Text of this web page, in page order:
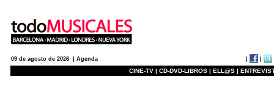
09 de agosto de 2026 | Agenda
CINE-TV | CD-DVD-LIBROS | ELL@S |